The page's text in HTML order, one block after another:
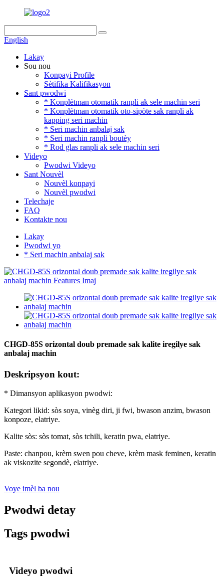
English
Lakay
Sou nou
Konpayi Profile
Sètifika Kalifikasyon
Sant pwodwi
* Konplètman otomatik ranpli ak sele machin seri
* Konplètman otomatik oto-sipòte sak ranpli ak
kapping seri machin
* Seri machin anbalaj sak
* Seri machin ranpli boutèy
* Rod glas ranpli ak sele machin seri
Videyo
Pwodwi Videyo
Sant Nouvèl
Nouvèl konpayi
Nouvèl pwodwi
Telechaje
FAQ
Kontakte nou
Lakay
Pwodwi yo
* Seri machin anbalaj sak
CHGD-85S orizontal doub premade sak kalite iregilye sak
anbalaj machin
Deskripsyon kout:
* Dimansyon aplikasyon pwodwi:
Kategori likid: sòs soya, vinèg diri, ji fwi, bwason anzim, bwason
konpoze, elatriye.
Kalite sòs: sòs tomat, sòs tchili, keratin pwa, elatriye.
Paste: chanpou, krèm swen pou cheve, krèm mask feminen, keratin
ak viskozite segondè, elatriye.
Voye imèl ba nou
Pwodwi detay
Tags pwodwi
Videyo pwodwi